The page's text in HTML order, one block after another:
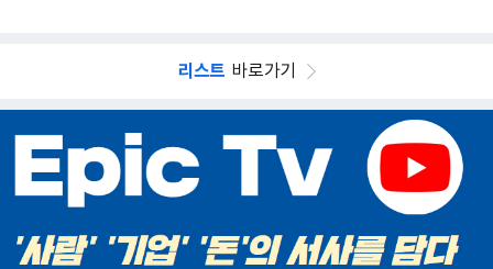
리스트 바로가기